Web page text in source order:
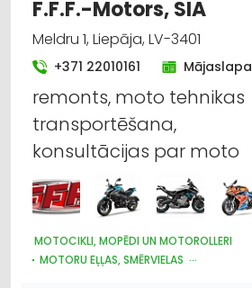
F.F.F.-Motors, SIA
Meldru 1, Liepāja, LV-3401
+371 22010161 Mājaslapa
remonts, moto tehnikas
transportēšana,
konsultācijas par moto
MOTOCIKLI, MOPĒDI UN MOTOROLLERI
MOTORU EĻĻAS, SMĒRVIELAS